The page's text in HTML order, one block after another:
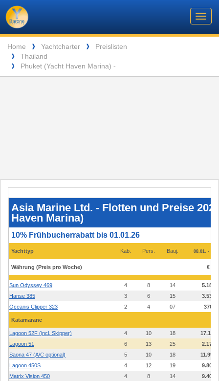
Barone
Yachting
Navigation
Breadcrumb
Home ❱ Yachtcharter ❱ Preislisten
❱ Thailand
❱ Phuket (Yacht Haven Marina) -
Marine
Ltd.
Flotten
und
Preise
2026
Phuket
(Yacht
Haven
Marina)
Asia Marine Ltd. - Flotten und Preise
Haven Marina)
10% Frühbucherrabatt bis 01.01.26
Yachttyp Kab. Pers. Bauj. 08.01. -
Währung (Preis pro Woche) €
Sun Odyssey 469 4 8 14
5.180
Hanse 385
3 6 15
3.535
Oceanis Clipper 323
2 4 07 370
Katamarane
Lagoon 52F (incl. Skipper) 4 10 18
17.150
Lagoon 51
6 13 25
2.175
Saona 47 (A/C optional)
5 10 18
11.998
Lagoon 450S
4 12 19
9.800
Matrix Vision 450
4 8 14
9.400